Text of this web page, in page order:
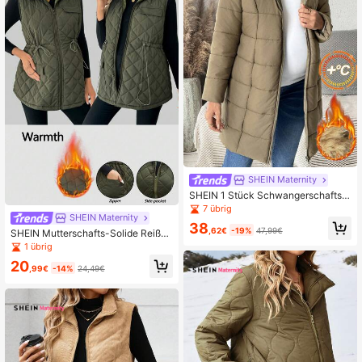
SHEIN Maternity
SHEIN Mutterschafts-Solide Reißve
rschluss Kordel ärmelloser Jacke &
Blazer, Lässig Herbst/Winter
1 übrig
20 ,99€ -14% 24,49€
SHEIN Maternity
SHEIN 1 Stück Schwangerschaftsm
antel für Frauen mit Langarm und w
eichem Futter, Winterouterwear
7 übrig
38 ,62€ -19% 47,99€